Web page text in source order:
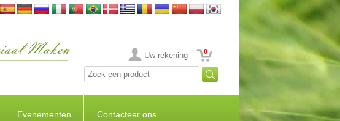
Uw rekening 0
Evenementen Contacteer ons